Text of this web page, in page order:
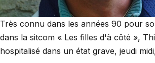
Très connu dans les années 90 pour
dans la sitcom « Les filles d'à côté »,
hospitalisé dans un état grave, jeudi